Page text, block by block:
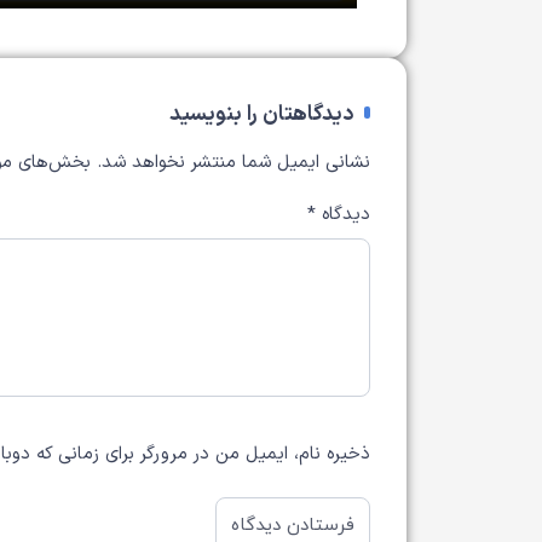
دیدگاهتان را بنویسید
نشانی ایمیل شما منتشر نخواهد شد. بخش‌های
دیدگاه *
ذخیره نام، ایمیل من در مرورگر برای زمانی که